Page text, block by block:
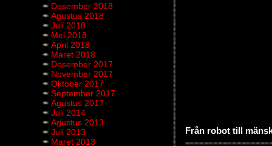
Desember 2018
Agustus 2018
Juli 2018
Mei 2018
April 2018
Maret 2018
Desember 2017
November 2017
Oktober 2017
September 2017
Agustus 2017
Juli 2014
Agustus 2013
Juli 2013
Maret 2013
Från robot till